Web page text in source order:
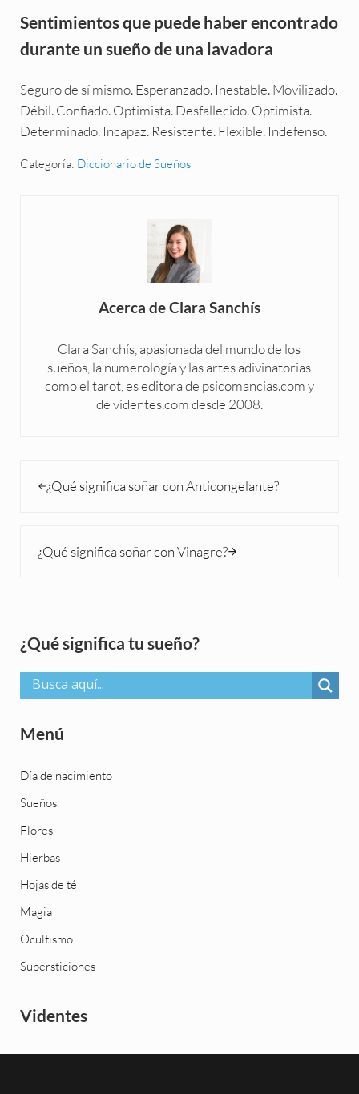
Sentimientos que puede haber encontrado
durante un sueño de una lavadora
Seguro de sí mismo. Esperanzado. Inestable. Movilizado.
Débil. Confiado. Optimista. Desfallecido. Optimista.
Determinado. Incapaz. Resistente. Flexible. Indefenso.
Categoría: Diccionario de Sueños
Acerca deClara Sanchís
Clara Sanchís, apasionada del mundo de los
sueños, la numerología y las artes adivinatorias
como el tarot, es editora de psicomancias.com y
de videntes.com desde 2008.
¿Qué significa soñar con Anticongelante?
¿Qué significa soñar con Vinagre?
Sidebar
¿Qué significa tu sueño?
Menú
Día de nacimiento
Sueños
Flores
Hierbas
Hojas de té
Magia
Ocultismo
Supersticiones
Videntes